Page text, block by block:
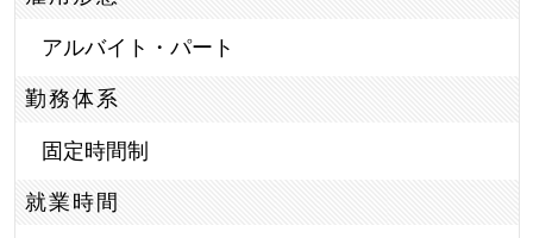
アルバイト・パート
勤務体系
固定時間制
就業時間